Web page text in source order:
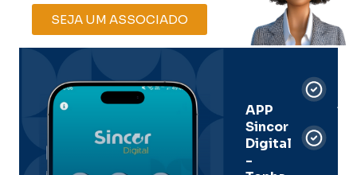
SEJA UM ASSOCIADO
APP
Sincor
Digital
-